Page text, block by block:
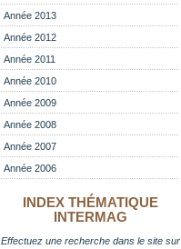
Année 2013
Année 2012
Année 2011
Année 2010
Année 2009
Année 2008
Année 2007
Année 2006
INDEX THÉMATIQUE
INTERMAG
Effectuez une recherche dans le site sur